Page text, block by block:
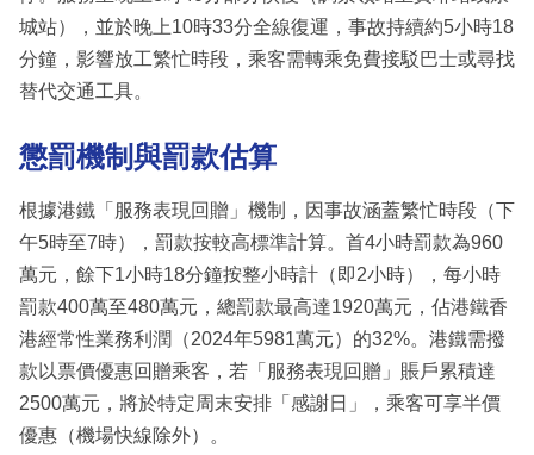
城站），並於晚上10時33分全線復運，事故持續約5小時18
分鐘，影響放工繁忙時段，乘客需轉乘免費接駁巴士或尋找
替代交通工具。
懲罰機制與罰款估算
根據港鐵「服務表現回贈」機制，因事故涵蓋繁忙時段（下
午5時至7時），罰款按較高標準計算。首4小時罰款為960
萬元，餘下1小時18分鐘按整小時計（即2小時），每小時
罰款400萬至480萬元，總罰款最高達1920萬元，佔港鐵香
港經常性業務利潤（2024年5981萬元）的32%。港鐵需撥
款以票價優惠回贈乘客，若「服務表現回贈」賬戶累積達
2500萬元，將於特定周末安排「感謝日」，乘客可享半價
優惠（機場快線除外）。